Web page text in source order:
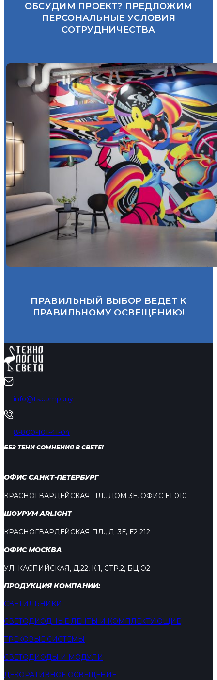
ОБСУДИМ ПРОЕКТ? ПРЕДЛОЖИМ
ПЕРСОНАЛЬНЫЕ УСЛОВИЯ
СОТРУДНИЧЕСТВА
ПРАВИЛЬНЫЙ ВЫБОР ВЕДЕТ К
ПРАВИЛЬНОМУ ОСВЕЩЕНИЮ!
info@ts.company
8-800-101-41-04
БЕЗ ТЕНИ СОМНЕНИЯ В СВЕТЕ!
ОФИС САНКТ-ПЕТЕРБУРГ
КРАСНОГВАРДЕЙСКАЯ ПЛ., ДОМ 3Е, ОФИС Е1 010
ШОУРУМ ARLIGHT
КРАСНОГВАРДЕЙСКАЯ ПЛ., Д. 3Е, Е2 212
ОФИС МОСКВА
УЛ. КАСПИЙСКАЯ, Д.22, К.1, СТР.2, БЦ О2
ПРОДУКЦИЯ КОМПАНИИ:
СВЕТИЛЬНИКИ
СВЕТОДИОДНЫЕ ЛЕНТЫ И КОМПЛЕКТУЮЩИЕ
ТРЕКОВЫЕ СИСТЕМЫ
СВЕТОДИОДЫ И МОДУЛИ
ДЕКОРАТИВНОЕ ОСВЕЩЕНИЕ